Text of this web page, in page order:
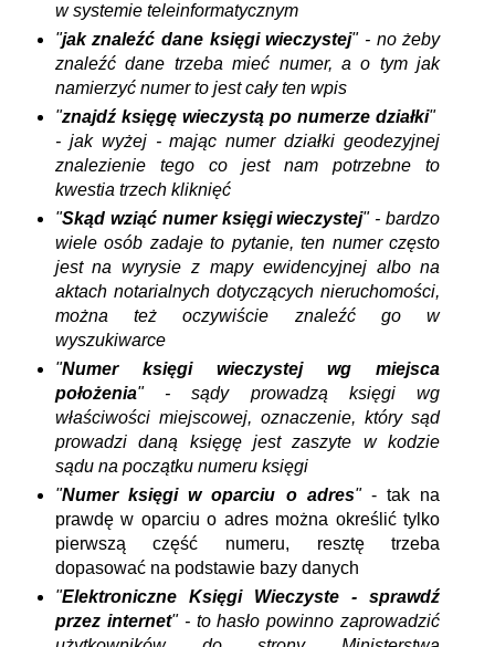
w systemie teleinformatycznym
"jak znaleźć dane księgi wieczystej" - no żeby
znaleźć dane trzeba mieć numer, a o tym jak
namierzyć numer to jest cały ten wpis
"znajdź księgę wieczystą po numerze działki"
- jak wyżej - mając numer działki geodezyjnej
znalezienie tego co jest nam potrzebne to
kwestia trzech kliknięć
"Skąd wziąć numer księgi wieczystej" - bardzo
wiele osób zadaje to pytanie, ten numer często
jest na wyrysie z mapy ewidencyjnej albo na
aktach notarialnych dotyczących nieruchomości,
można też oczywiście znaleźć go w
wyszukiwarce
"Numer księgi wieczystej wg miejsca
położenia" - sądy prowadzą księgi wg
właściwości miejscowej, oznaczenie, który sąd
prowadzi daną księgę jest zaszyte w kodzie
sądu na początku numeru księgi
"Numer księgi w oparciu o adres"- tak na
prawdę w oparciu o adres można określić tylko
pierwszą część numeru, resztę trzeba
dopasować na podstawie bazy danych
"Elektroniczne Księgi Wieczyste - sprawdź
przez internet" - to hasło powinno zaprowadzić